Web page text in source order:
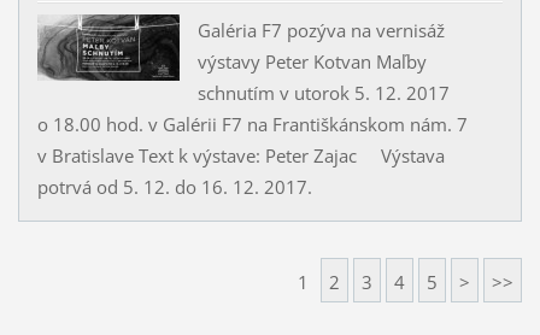
Galéria F7 pozýva na vernisáž
výstavy Peter Kotvan Maľby
schnutím v utorok 5. 12. 2017
o 18.00 hod. v Galérii F7 na Františkánskom nám. 7
v Bratislave Text k výstave: Peter Zajac Výstava
potrvá od 5. 12. do 16. 12. 2017.
1 2 3 4 5 > >>